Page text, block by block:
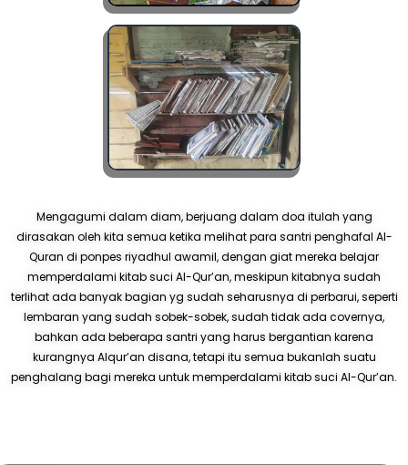
Mengagumi dalam diam, berjuang dalam doa itulah yang
dirasakan oleh kita semua ketika melihat para santri penghafal Al-
Quran di ponpes riyadhul awamil, dengan giat mereka belajar
memperdalami kitab suci Al-Qur’an, meskipun kitabnya sudah
terlihat ada banyak bagian yg sudah seharusnya di perbarui, seperti
lembaran yang sudah sobek-sobek, sudah tidak ada covernya,
bahkan ada beberapa santri yang harus bergantian karena
kurangnya Alqur’an disana, tetapi itu semua bukanlah suatu
penghalang bagi mereka untuk memperdalami kitab suci Al-Qur’an.